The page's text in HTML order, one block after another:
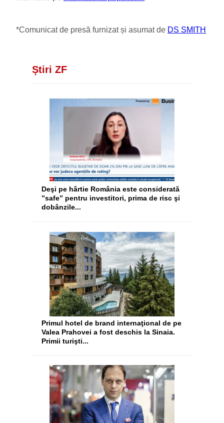
*Comunicat de presă furnizat și asumat de DS SMITH
Știri ZF
Deşi pe hârtie România este considerată
”safe” pentru investitori, prima de risc şi
dobânzile...
​Primul hotel de brand internaţional de pe
Valea Prahovei a fost deschis la Sinaia.
Primii turişti...